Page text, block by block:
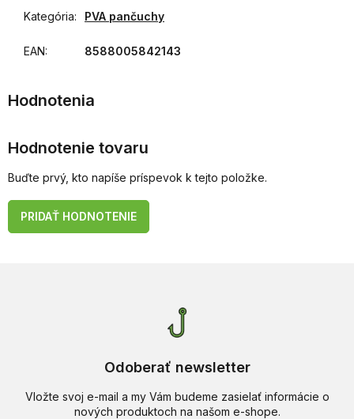
Kategória: PVA pančuchy
EAN: 8588005842143
Hodnotenie tovaru
Buďte prvý, kto napíše príspevok k tejto položke.
PRIDAŤ HODNOTENIE
Odoberať newsletter
Vložte svoj e-mail a my Vám budeme zasielať informácie o
nových produktoch na našom e-shope.